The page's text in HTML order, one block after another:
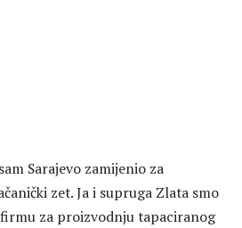
Sarajevo zamijenio za
zet. Ja i supruga Zlata smo
za proizvodnju tapaciranog